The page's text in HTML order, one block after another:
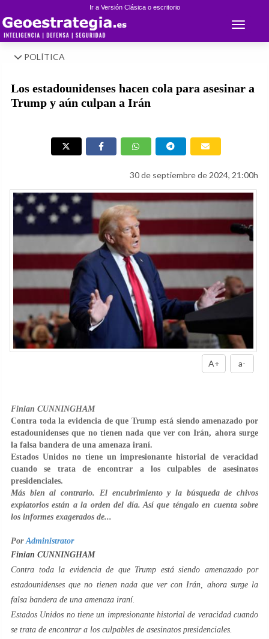
Ir a Versión Clásica o escritorio
Toggle
POLÍTICA
Los estadounidenses hacen cola para asesinar a
Trump y aún culpan a Irán
30 de septiembre de 2024, 21:00h
A+ a-
Finian CUNNINGHAM
Contra toda la evidencia de que Trump está siendo amenazado por
estadounidenses que no tienen nada que ver con Irán, ahora surge
la falsa bandera de una amenaza iraní.
Estados Unidos no tiene un impresionante historial de veracidad
cuando se trata de encontrar a los culpables de asesinatos
presidenciales.
Más bien al contrario. El encubrimiento y la búsqueda de chivos
expiatorios están a la orden del día. Así que téngalo en cuenta sobre
los informes exagerados de...
Por Administrator
Finian CUNNINGHAM
Contra toda la evidencia de que Trump está siendo amenazado por
estadounidenses que no tienen nada que ver con Irán, ahora surge la
falsa bandera de una amenaza iraní.
Estados Unidos no tiene un impresionante historial de veracidad cuando
se trata de encontrar a los culpables de asesinatos presidenciales.